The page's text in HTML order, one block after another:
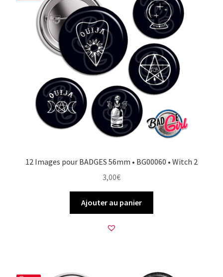
12 Images pour BADGES 56mm • BG00060 • Witch 2
3,00€
Ajouter au panier